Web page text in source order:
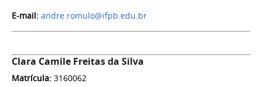
E-mail: andre.romulo@ifpb.edu.br
Clara Camile Freitas da Silva
Matrícula: 3160062